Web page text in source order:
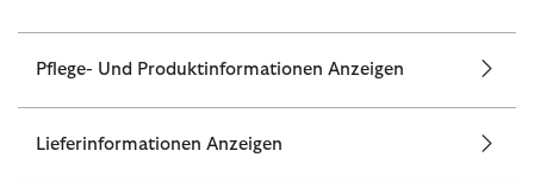
Pflege- Und Produktinformationen Anzeigen
Lieferinformationen Anzeigen